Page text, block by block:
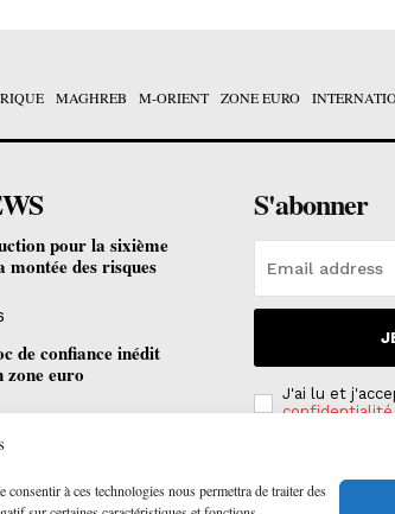
à ces technologies nous permettra de traiter des
MAGHREB M-ORIENT ZONE EURO
pour la sixième
montée des risques
de confiance inédit
zone euro
des sociétés cotées
S'abonner
J'ai lu et
confidentialité